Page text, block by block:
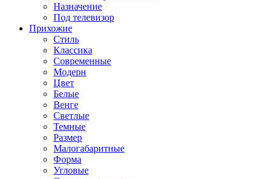
Назначение
Под телевизор
Прихожие
Стиль
Классика
Современные
Модерн
Цвет
Белые
Венге
Светлые
Темные
Размер
Малогабаритные
Форма
Угловые